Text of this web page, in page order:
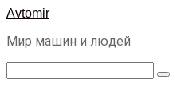
Перейти
контенту
Avtomir
Мир машин и людей
Поиск: